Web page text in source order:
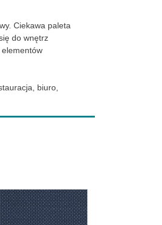
Ciekawa paleta
do wnętrz
elementów
biuro,